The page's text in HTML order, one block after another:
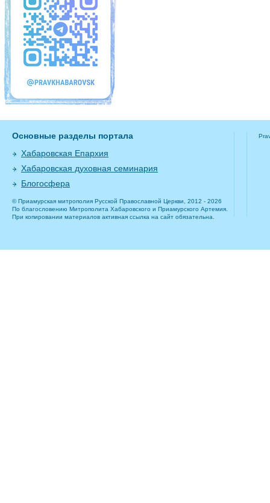
Основные разделы портала
Хабаровская Епархия
Хабаровская духовная семинария
Блогосфера
© Приамурская митрополия Русской Православной Церкви, 2012 - 2026
По благословению Митрополита Хабаровского и Приамурского Артемия.
При копировании материалов активная ссылка на сайт обязательна.